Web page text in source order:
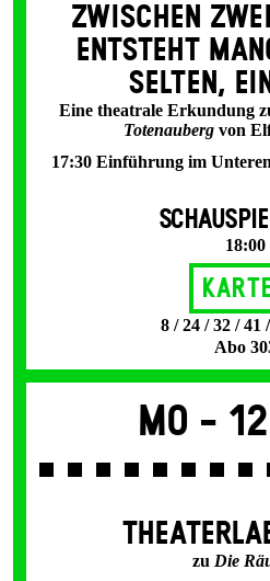
ZWISCHEN
ENT­STEHT
SELTEN,
Eine theatrale Erkundung
Totenauberg von
17:30 Einführung im
18:00
8 / 24 / 32 / 41
Abo
Mo -
zu Die